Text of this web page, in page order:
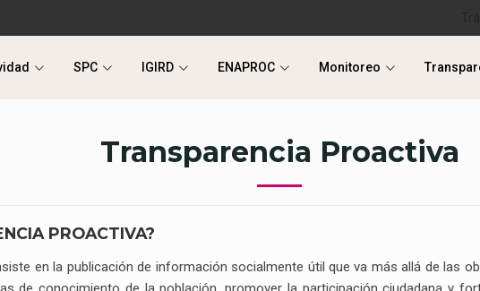
SPC IGIRD ENAPROC Monitoreo
Transparencia Proactiva
PROACTIVA?
en la publicación de información socialmente útil que va más allá de las